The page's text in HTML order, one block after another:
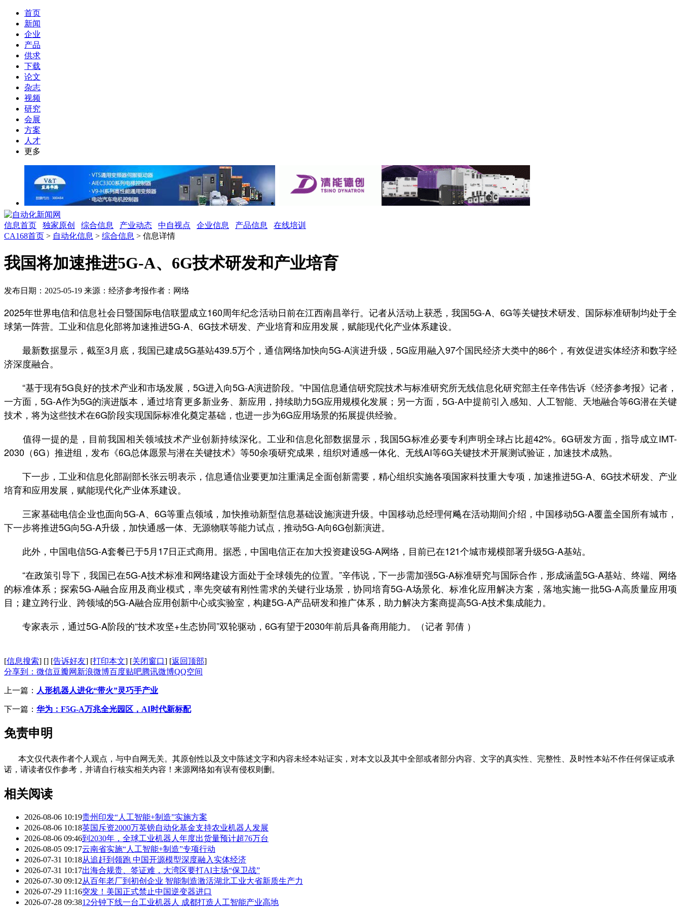
首页
新闻
企业
产品
供求
下载
论文
杂志
视频
研究
会展
方案
人才
更多
信息首页 独家原创 综合信息 产业动态 中自视点 企业信息 产品信息
在线培训
CA168首页 > 自动化信息 > 综合信息 > 信息详情
我国将加速推进5G-A、6G技术研发和产业培育
发布日期：2025-05-19 来源：经济参考报作者：网络
2025年世界电信和信息社会日暨国际电信联盟成立160周年纪念活动日前在江西南昌举行。记者从活动上获悉，我国5G-A、6G等关键技术研发、国际标准研制均处于全
球第一阵营。工业和信息化部将加速推进5G-A、6G技术研发、产业培育和应用发展，赋能现代化产业体系建设。
最新数据显示，截至3月底，我国已建成5G基站439.5万个，通信网络加快向5G-A演进升级，5G应用融入97个国民经济大类中的86个，有效促进实体经济和数字经
济深度融合。
“基于现有5G良好的技术产业和市场发展，5G进入向5G-A演进阶段。”中国信息通信研究院技术与标准研究所无线信息化研究部主任辛伟告诉《经济参考报》记者，
一方面，5G-A作为5G的演进版本，通过培育更多新业务、新应用，持续助力5G应用规模化发展；另一方面，5G-A中提前引入感知、人工智能、天地融合等6G潜在关键
技术，将为这些技术在6G阶段实现国际标准化奠定基础，也进一步为6G应用场景的拓展提供经验。
值得一提的是，目前我国相关领域技术产业创新持续深化。工业和信息化部数据显示，我国5G标准必要专利声明全球占比超42%。6G研发方面，指导成立IMT-
2030（6G）推进组，发布《6G总体愿景与潜在关键技术》等50余项研究成果，组织对通感一体化、无线AI等6G关键技术开展测试验证，加速技术成熟。
下一步，工业和信息化部副部长张云明表示，信息通信业要更加注重满足全面创新需要，精心组织实施各项国家科技重大专项，加速推进5G-A、6G技术研发、产业
培育和应用发展，赋能现代化产业体系建设。
三家基础电信企业也面向5G-A、6G等重点领域，加快推动新型信息基础设施演进升级。中国移动总经理何飚在活动期间介绍，中国移动5G-A覆盖全国所有城市，
下一步将推进5G向5G-A升级，加快通感一体、无源物联等能力试点，推动5G-A向6G创新演进。
此外，中国电信5G-A套餐已于5月17日正式商用。据悉，中国电信正在加大投资建设5G-A网络，目前已在121个城市规模部署升级5G-A基站。
“在政策引导下，我国已在5G-A技术标准和网络建设方面处于全球领先的位置。”辛伟说，下一步需加强5G-A标准研究与国际合作，形成涵盖5G-A基站、终端、网络
的标准体系；探索5G-A融合应用及商业模式，率先突破有刚性需求的关键行业场景，协同培育5G-A场景化、标准化应用解决方案，落地实施一批5G-A高质量应用项
目；建立跨行业、跨领域的5G-A融合应用创新中心或实验室，构建5G-A产品研发和推广体系，助力解决方案商提高5G-A技术集成能力。
专家表示，通过5G-A阶段的“技术攻坚+生态协同”双轮驱动，6G有望于2030年前后具备商用能力。（记者 郭倩 ）
[信息搜索] [] [告诉好友] [打印本文] [关闭窗口] [返回顶部]
分享到： 微信豆瓣网 新浪微博百度贴吧腾讯微博QQ空间
上一篇： 人形机器人进化“带火”灵巧手产业
下一篇： 华为：F5G-A万兆全光园区，AI时代新标配
免责申明
本文仅代表作者个人观点，与中自网无关。其原创性以及文中陈述文字和内容未经本站证实，对本文以及其中全部或者部分内容、文字的真实性、完整性、及时性本站不作任何保证或承
诺，请读者仅作参考，并请自行核实相关内容！来源网络如有误有侵权则删。
相关阅读
2026-08-06 10:19贵州印发“人工智能+制造”实施方案
2026-08-06 10:18英国斥资2000万英镑自动化基金支持农业机器人发展
2026-08-06 09:46到2030年，全球工业机器人年度出货量预计超76万台
2026-08-05 09:17云南省实施“人工智能+制造”专项行动
2026-07-31 10:18从追赶到领跑 中国开源模型深度融入实体经济
2026-07-31 10:17出海合规贵、签证难，大湾区要打AI主场“保卫战”
2026-07-30 09:12从百年老厂到初创企业 智能制造激活湖北工业大省新质生产力
2026-07-29 11:16突发！美国正式禁止中国逆变器进口
2026-07-28 09:3812分钟下线一台工业机器人 成都打造人工智能产业高地